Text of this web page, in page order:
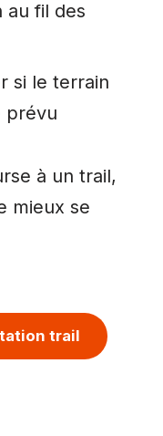
au fil des
si le terrain
prévu
à un trail,
mieux se
trail